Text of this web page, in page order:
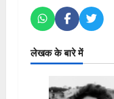
लेखक के बारे में